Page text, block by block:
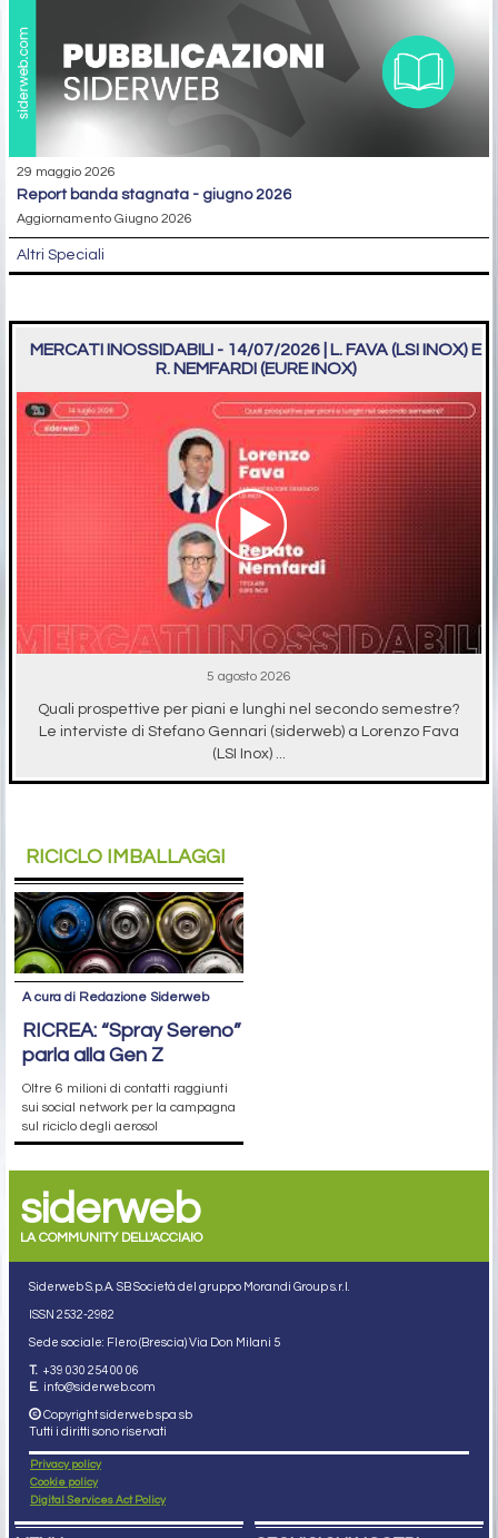
29 maggio 2026
report banda stagnata - giugno 2026
Aggiornamento Giugno 2026
Altri Speciali
MERCATI INOSSIDABILI - 14/07/2026 | L. FAVA (LSI INOX) E
R. NEMFARDI (EURE INOX)
5 agosto 2026
Quali prospettive per piani e lunghi nel secondo semestre?
Le interviste di Stefano Gennari (siderweb) a Lorenzo Fava
(LSI Inox) ...
RICICLO IMBALLAGGI
A cura di Redazione Siderweb
RICREA: “Spray Sereno”
parla alla Gen Z
Oltre 6 milioni di contatti raggiunti
sui social network per la campagna
sul riciclo degli aerosol
siderweb
LA COMMUNITY DELL'ACCIAIO
Siderweb S.p.A. SB Società del gruppo Morandi Group s.r.l.
ISSN 2532-2982
Sede sociale: Flero (Brescia) Via Don Milani 5
T. +39 030 254 00 06
E. info@siderweb.com
Copyright siderweb spa sb
Tutti i diritti sono riservati
Privacy policy
Cookie policy
Digital Services Act Policy